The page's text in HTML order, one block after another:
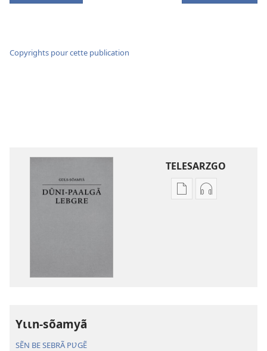
Copyrights pour cette publication
TELESARZGO
OptionsOptions
Yɩɩn-sõamyã
SẼN BE SEBRÃ PƲGẼ